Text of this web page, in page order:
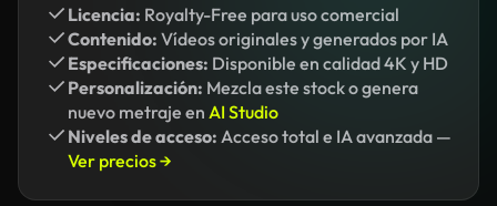
Licencia: Royalty-Free para uso comercial
Contenido: Vídeos originales y generados por IA
Especificaciones: Disponible en calidad 4K y HD
Personalización: Mezcla este stock o genera
nuevo metraje en AI Studio
Niveles de acceso: Acceso total e IA avanzada —
Ver precios →